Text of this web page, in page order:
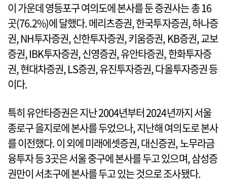
이 가운데 영등포구 여의도에 본사를 둔 증권사는 총 16
곳(76.2%)에 달했다. 메리츠증권, 한국투자증권, 하나증
권, NH투자증권, 신한투자증권, 키움증권, KB증권, 교보
증권, IBK투자증권, 신영증권, 유안타증권, 한화투자증
권, 현대차증권, LS증권, 유진투자증권, 다올투자증권 등
이다.
특히 유안타증권은 지난 2004년부터 2024년까지 서울
종로구 을지로에 본사를 두었으나, 지난해 여의도로 본사
를 이전했다. 이 외에 미래에셋증권, 대신증권, 노무라금
융투자 등 3곳은 서울 중구에 본사를 두고 있으며, 삼성증
권만이 서초구에 본사를 두고 있는 것으로 조사됐다.